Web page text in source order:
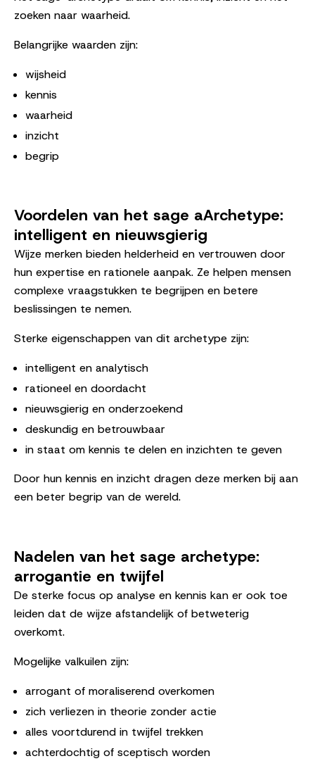
zoeken naar waarheid.
Belangrijke waarden zijn:
wijsheid
kennis
waarheid
inzicht
begrip
Voordelen van het sage aArchetype:
intelligent en nieuwsgierig
Wijze merken bieden helderheid en vertrouwen door
hun expertise en rationele aanpak. Ze helpen mensen
complexe vraagstukken te begrijpen en betere
beslissingen te nemen.
Sterke eigenschappen van dit archetype zijn:
intelligent en analytisch
rationeel en doordacht
nieuwsgierig en onderzoekend
deskundig en betrouwbaar
in staat om kennis te delen en inzichten te geven
Door hun kennis en inzicht dragen deze merken bij aan
een beter begrip van de wereld.
Nadelen van het sage archetype:
arrogantie en twijfel
De sterke focus op analyse en kennis kan er ook toe
leiden dat de wijze afstandelijk of betweterig
overkomt.
Mogelijke valkuilen zijn:
arrogant of moraliserend overkomen
zich verliezen in theorie zonder actie
alles voortdurend in twijfel trekken
achterdochtig of sceptisch worden